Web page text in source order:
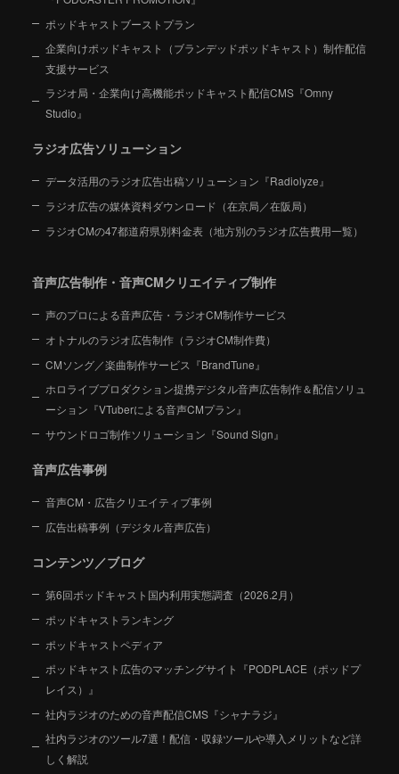
ポッドキャストブーストプラン
企業向けポッドキャスト（ブランデッドポッドキャスト）制作配信
支援サービス
ラジオ局・企業向け高機能ポッドキャスト配信CMS『Omny
Studio』
ラジオ広告ソリューション
データ活用のラジオ広告出稿ソリューション『Radiolyze』
ラジオ広告の媒体資料ダウンロード（在京局／在阪局）
ラジオCMの47都道府県別料金表（地方別のラジオ広告費用一覧）
音声広告制作・音声CMクリエイティブ制作
声のプロによる音声広告・ラジオCM制作サービス
オトナルのラジオ広告制作（ラジオCM制作費）
CMソング／楽曲制作サービス『BrandTune』
ホロライブプロダクション提携デジタル音声広告制作＆配信ソリュ
ーション 『VTuberによる音声CMプラン』
サウンドロゴ制作ソリューション『Sound Sign』
音声広告事例
音声CM・広告クリエイティブ事例
広告出稿事例（デジタル音声広告）
コンテンツ／ブログ
第6回ポッドキャスト国内利用実態調査（2026.2月）
ポッドキャストランキング
ポッドキャストペディア
ポッドキャスト広告のマッチングサイト『PODPLACE（ポッドプ
レイス）』
社内ラジオのための音声配信CMS『シャナラジ』
社内ラジオのツール7選！配信・収録ツールや導入メリットなど詳
しく解説